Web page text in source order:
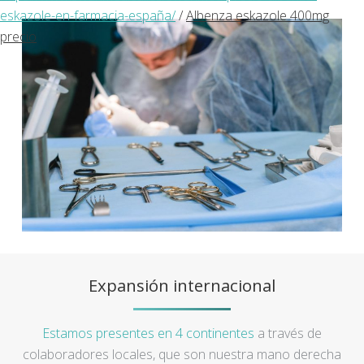
eskazole-en-farmacia-españa//Albenza eskazole 400mg
precio
Expansión internacional
Estamos presentes en 4 continentes a través de
colaboradores locales, que son nuestra mano derecha